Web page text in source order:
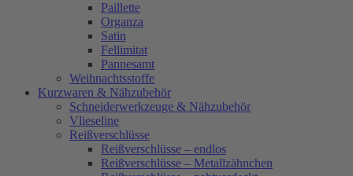
Paillette
Organza
Satin
Fellimitat
Pannesamt
Weihnachtsstoffe
Kurzwaren & Nähzubehör
Schneiderwerkzeuge & Nähzubehör
Vlieseline
Reißverschlüsse
Reißverschlüsse – endlos
Reißverschlüsse – Metallzähnchen